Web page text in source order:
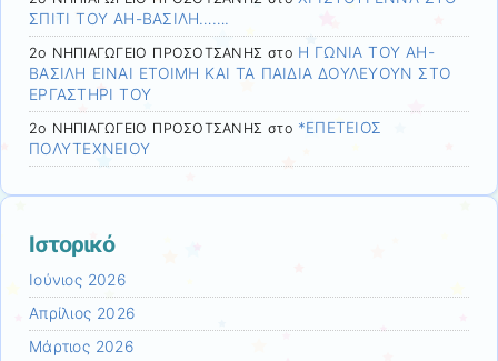
ΣΠΙΤΙ ΤΟΥ ΑΗ-ΒΑΣΙΛΗ…….
2ο ΝΗΠΙΑΓΩΓΕΙΟ ΠΡΟΣΟΤΣΑΝΗΣ στο Η ΓΩΝΙΑ ΤΟΥ ΑΗ-
ΒΑΣΙΛΗ ΕΙΝΑΙ ΕΤΟΙΜΗ ΚΑΙ ΤΑ ΠΑΙΔΙΑ ΔΟΥΛΕΥΟΥΝ ΣΤΟ
ΕΡΓΑΣΤΗΡΙ ΤΟΥ
2ο ΝΗΠΙΑΓΩΓΕΙΟ ΠΡΟΣΟΤΣΑΝΗΣ στο *ΕΠΕΤΕΙΟΣ
ΠΟΛΥΤΕΧΝΕΙΟΥ
Ιστορικό
Ιούνιος 2026
Απρίλιος 2026
Μάρτιος 2026